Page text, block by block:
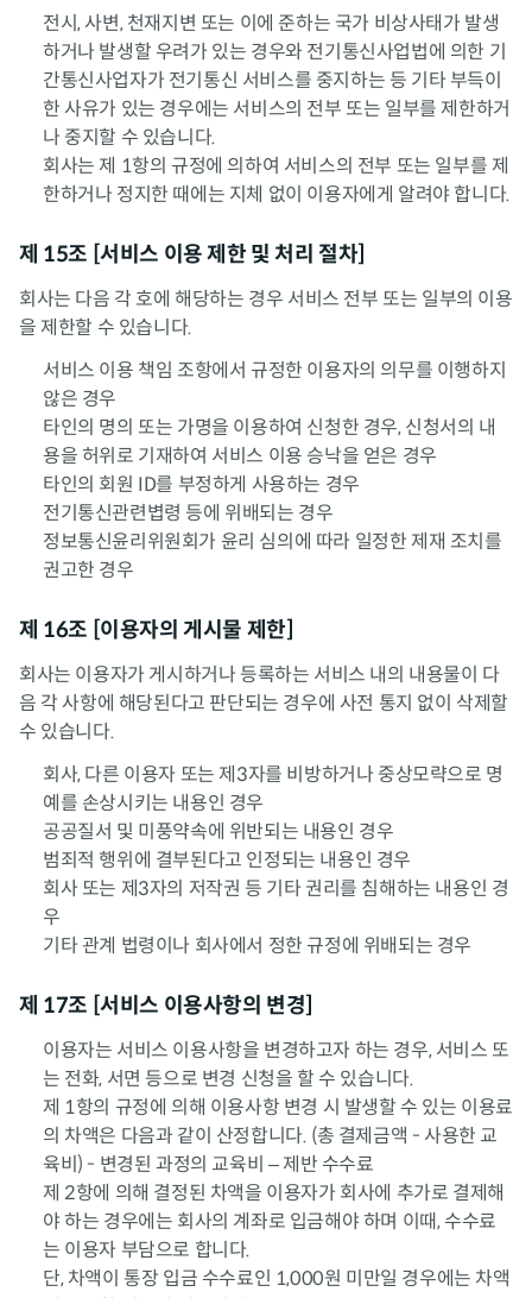
전시, 사변, 천재지변 또는 이에 준하는 국가 비상사태가 발생
하거나 발생할 우려가 있는 경우와 전기통신사업법에 의한 기
간통신사업자가 전기통신 서비스를 중지하는 등 기타 부득이
한 사유가 있는 경우에는 서비스의 전부 또는 일부를 제한하거
나 중지할 수 있습니다.
회사는 제 1항의 규정에 의하여 서비스의 전부 또는 일부를 제
한하거나 정지한 때에는 지체 없이 이용자에게 알려야 합니다.
제 15조 [서비스 이용 제한 및 처리 절차]
회사는 다음 각 호에 해당하는 경우 서비스 전부 또는 일부의 이용
을 제한할 수 있습니다.
서비스 이용 책임 조항에서 규정한 이용자의 의무를 이행하지
않은 경우
타인의 명의 또는 가명을 이용하여 신청한 경우, 신청서의 내
용을 허위로 기재하여 서비스 이용 승낙을 얻은 경우
타인의 회원 ID를 부정하게 사용하는 경우
전기통신관련볍령 등에 위배되는 경우
정보통신윤리위원회가 윤리 심의에 따라 일정한 제재 조치를
권고한 경우
제 16조 [이용자의 게시물 제한]
회사는 이용자가 게시하거나 등록하는 서비스 내의 내용물이 다
음 각 사항에 해당된다고 판단되는 경우에 사전 통지 없이 삭제할
수 있습니다.
회사, 다른 이용자 또는 제3자를 비방하거나 중상모략으로 명
예를 손상시키는 내용인 경우
공공질서 및 미풍약속에 위반되는 내용인 경우
범죄적 행위에 결부된다고 인정되는 내용인 경우
회사 또는 제3자의 저작권 등 기타 권리를 침해하는 내용인 경
우
기타 관계 법령이나 회사에서 정한 규정에 위배되는 경우
제 17조 [서비스 이용사항의 변경]
이용자는 서비스 이용사항을 변경하고자 하는 경우, 서비스 또
는 전화, 서면 등으로 변경 신청을 할 수 있습니다.
제 1항의 규정에 의해 이용사항 변경 시 발생할 수 있는 이용료
의 차액은 다음과 같이 산정합니다. (총 결제금액 - 사용한 교
육비) - 변경된 과정의 교육비 – 제반 수수료
제 2항에 의해 결정된 차액을 이용자가 회사에 추가로 결제해
야 하는 경우에는 회사의 계좌로 입금해야 하며 이때, 수수료
는 이용자 부담으로 합니다.
단, 차액이 통장 입금 수수료인 1,000원 미만일 경우에는 차액